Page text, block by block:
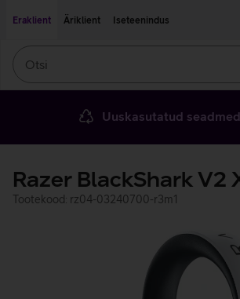
Eraklient
Äriklient Iseteenindus
Uuskasutatud seadmed
Razer BlackShark V2
Tootekood: rz04-03240700-r3m1